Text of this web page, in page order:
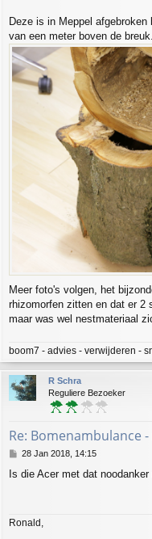
Deze is in Meppel
van een meter boven de breuk.
Meer foto's volgen, het
rhizomorfen zitten en dat er 2
maar was wel nestmateriaal
boom7 - advies - verwijderen -
R Schra
Reguliere Bezoeker
Re: Bomenambulance
P
s
28 Jan 2018, 14:15
Is die Acer met dat
Ronald,